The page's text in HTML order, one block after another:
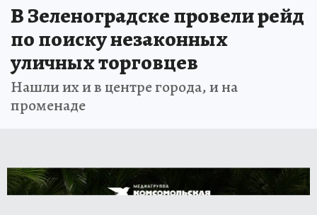
В Зеленоградске провели рейд
по поиску незаконных
уличных торговцев
Нашли их и в центре города, и на
променаде